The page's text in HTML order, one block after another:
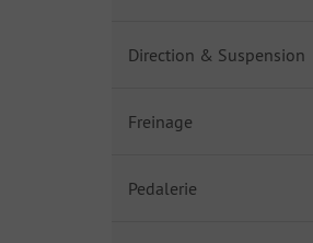
Direction & Suspension
Freinage
Pedalerie